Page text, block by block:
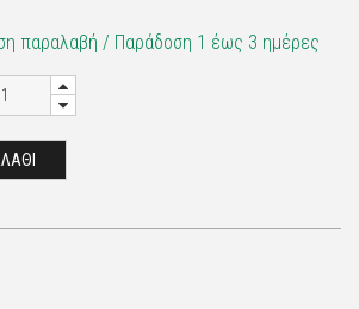
παραλαβή / Παράδoση 1 έως 3 ημέρες